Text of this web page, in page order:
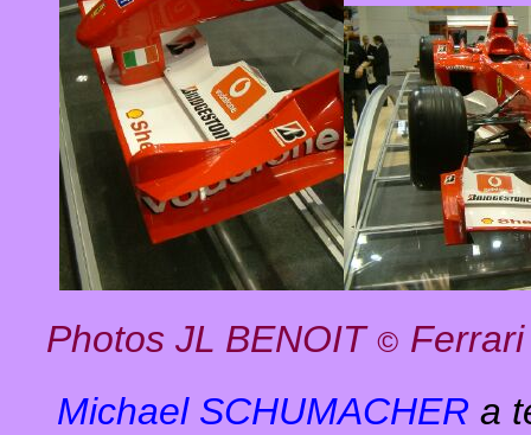
Photos JL BENOIT ©
Michael SCHUMACHER a